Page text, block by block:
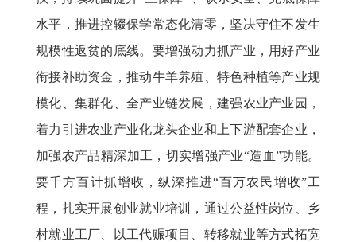
水平，推进控辍保学常态化清零，坚决守住不发生
规模性返贫的底线。要增强动力抓产业，用好产业
衔接补助资金，推动牛羊养殖、特色种植等产业规
模化、集群化、全产业链发展，建强农业产业园，
着力引进农业产业化龙头企业和上下游配套企业，
加强农产品精深加工，切实增强产业“造血”功能。
要千方百计抓增收，纵深推进“百万农民增收”工
程，扎实开展创业就业培训，通过公益性岗位、乡
村就业工厂、以工代赈项目、转移就业等方式拓宽